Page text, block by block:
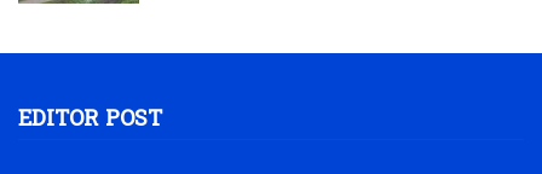
EDITOR POST